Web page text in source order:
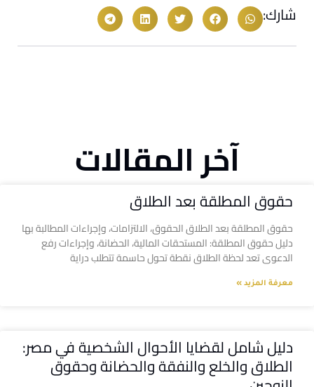
شارك:
آخر المقالات
حقوق المطلقة بعد الطلاق
حقوق المطلقة بعد الطلاق الحقوق، الالتزامات، وإجراءات المطالبة بها
دليل حقوق المطلقة: المستحقات المالية، الحضانة، وإجراءات رفع
الدعوى تعد لحظة الطلاق نقطة تحول حاسمة تتطلب دراية
معرفة المزيد »
دليل شامل لقضايا الأحوال الشخصية في مصر:
الطلاق والخلع والنفقة والحضانة وحقوق